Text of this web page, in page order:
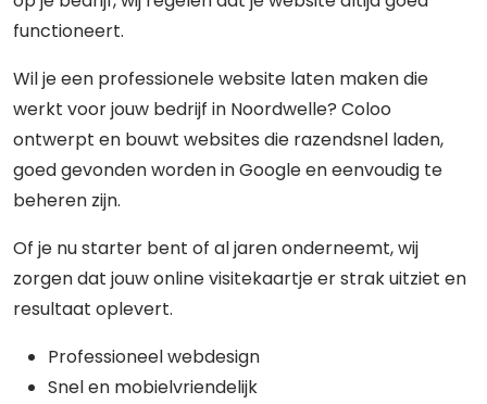
functioneert.
Wil je een professionele website laten maken die
werkt voor jouw bedrijf in Noordwelle? Coloo
ontwerpt en bouwt websites die razendsnel laden,
goed gevonden worden in Google en eenvoudig te
beheren zijn.
Of je nu starter bent of al jaren onderneemt, wij
zorgen dat jouw online visitekaartje er strak uitziet en
resultaat oplevert.
Professioneel webdesign
Snel en mobielvriendelijk